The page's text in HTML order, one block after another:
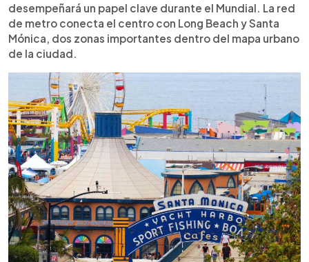
desempeñará un papel clave durante el Mundial. La red
de metro conecta el centro con Long Beach y Santa
Mónica, dos zonas importantes dentro del mapa urbano
de la ciudad.